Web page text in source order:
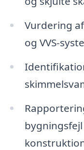
Vurdering
og VVS-